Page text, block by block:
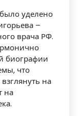
уделено
–
врача РФ.
биографии
что
на
на